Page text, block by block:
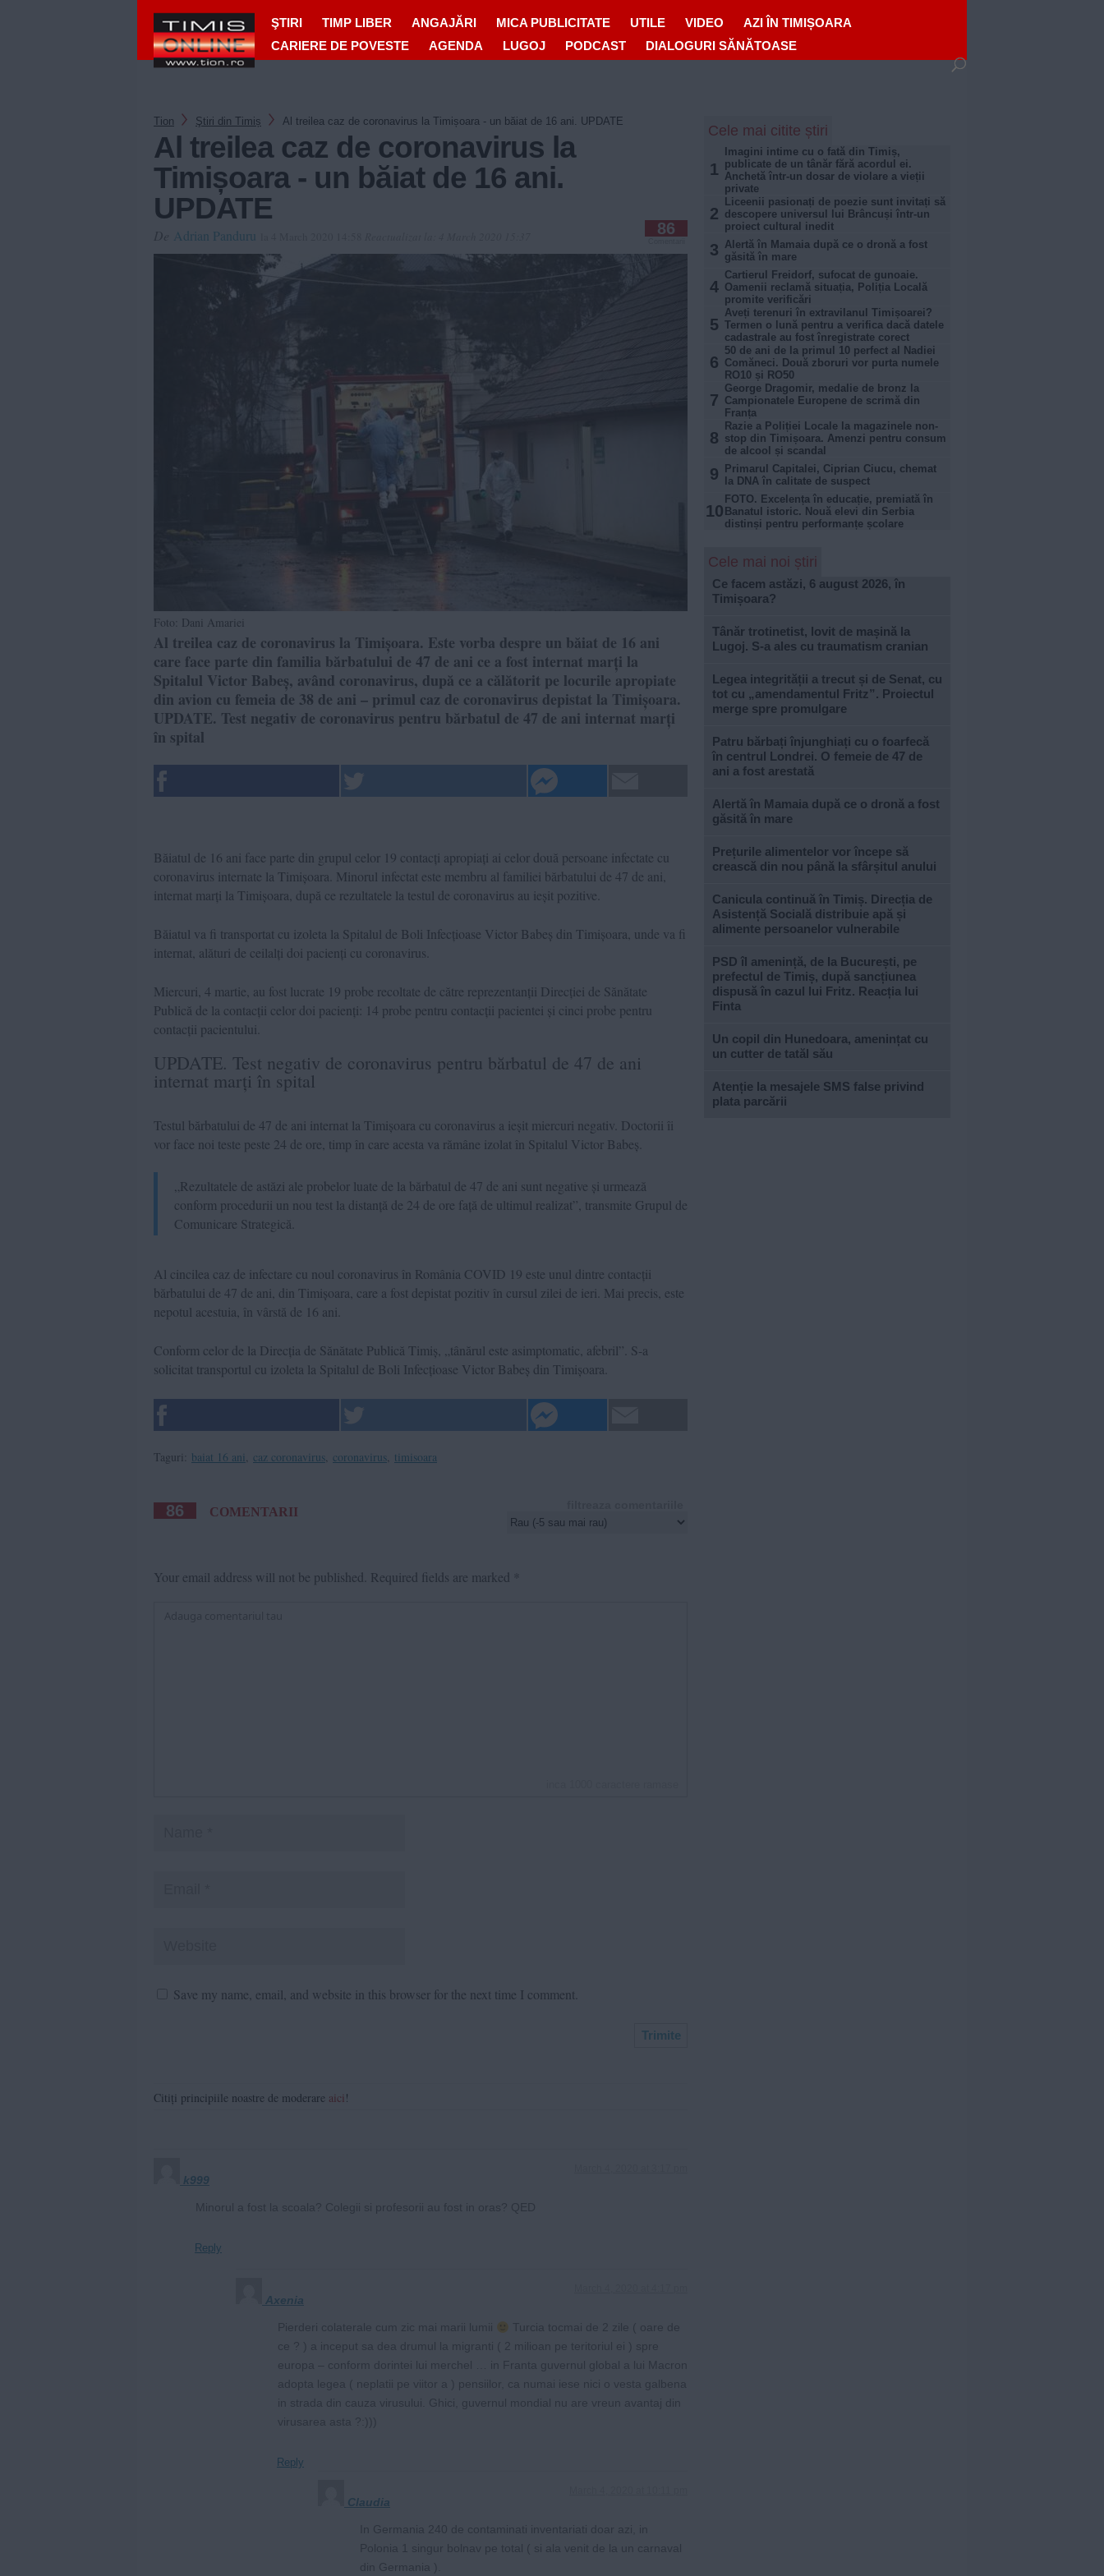
ŞTIRI TIMP LIBER ANGAJĂRI MICA PUBLICITATE UTILE VIDEO
AZI ÎN TIMIȘOARA
CARIERE DE POVESTE
AGENDA LUGOJ PODCAST DIALOGURI SĂNĂTOASE
Tion Ştiri din Timiș Al treilea caz de coronavirus la Timișoara - un băiat de 16 ani. UPDATE
Al treilea caz de coronavirus la
Timișoara - un băiat de 16 ani.
UPDATE
Adrian Panduru 86
Foto: Dani Amariei
Al treilea caz de coronavirus la Timișoara. Este vorba despre un băiat de 16 ani
care face parte din familia bărbatului de 47 de ani ce a fost internat marți la
Spitalul Victor Babeș, având coronavirus, după ce a călătorit pe locurile apropiate
din avion cu femeia de 38 de ani – primul caz de coronavirus depistat la Timișoara.
UPDATE. Test negativ de coronavirus pentru bărbatul de 47 de ani internat marți
în spital
Băiatul de 16 ani face parte din grupul celor 19 contacți apropiați ai celor două persoane infectate cu
coronavirus internate la Timișoara. Minorul infectat este membru al familiei bărbatului de 47 de ani,
internat marți la Timișoara, după ce rezultatele la testul de coronavirus au ieșit pozitive.
Băiatul va fi transportat cu izoleta la Spitalul de Boli Infecțioase Victor Babeș din Timișoara, unde va fi
internat, alături de ceilalți doi pacienți cu coronavirus.
Miercuri, 4 martie, au fost lucrate 19 probe recoltate de către reprezentanții Direcției de Sănătate
Publică de la contacții celor doi pacienți: 14 probe pentru contacții pacientei și cinci probe pentru
contacții pacientului.
UPDATE. Test negativ de coronavirus pentru bărbatul de 47 de ani
internat marți în spital
Testul bărbatului de 47 de ani internat la Timișoara cu coronavirus a ieșit miercuri negativ. Doctorii îi
vor face noi teste peste 24 de ore, timp în care acesta va rămâne izolat în Spitalul Victor Babeș.
Rezultatele de astăzi ale probelor luate de la bărbatul de 47 de ani sunt negative și urmează
conform procedurii un nou test la distanță de 24 de ore față de ultimul realizat”, transmite Grupul de
Comunicare Strategică.
Al cincilea caz de infectare cu noul coronavirus în România COVID 19 este unul dintre contacții
bărbatului de 47 de ani, din Timișoara, care a fost depistat pozitiv în cursul zilei de ieri. Mai precis, este
nepotul acestuia, în vârstă de 16 ani.
Conform celor de la Direcția de Sănătate Publică Timiș, „tânărul este asimptomatic, afebril”. S-a
solicitat transportul cu izoleta la Spitalul de Boli Infecțioase Victor Babeș din Timișoara.
Taguri: baiat 16 ani caz coronavirus coronavirus timisoara
86 COMENTARII
Your email address will not be published. Required fields are marked *
Save my name, email, and website in this browser for the next time I comment.
Citiți principiile noastre de moderare aici!
k999
Reply
Axenia
Reply
Claudia
Cele mai citite știri
1
Imagini intime cu o fată din Timiș,
publicate de un tânăr fără acordul ei.
Anchetă într-un dosar de violare a vieții
private
2
Liceenii pasionați de poezie sunt invitați să
descopere universul lui Brâncuși într-un
proiect cultural inedit
3 Alertă în Mamaia după ce o dronă a fost
găsită în mare
4
Cartierul Freidorf, sufocat de gunoaie.
Oamenii reclamă situația, Poliția Locală
promite verificări
5
Aveți terenuri în extravilanul Timișoarei?
Termen o lună pentru a verifica dacă datele
cadastrale au fost înregistrate corect
6
50 de ani de la primul 10 perfect al Nadiei
Comăneci. Două zboruri vor purta numele
RO10 și RO50
7
George Dragomir, medalie de bronz la
Campionatele Europene de scrimă din
Franța
8
Razie a Poliției Locale la magazinele non-
stop din Timișoara. Amenzi pentru consum
de alcool și scandal
9
Primarul Capitalei, Ciprian Ciucu, chemat
la DNA în calitate de suspect
10
FOTO. Excelența în educație, premiată în
Banatul istoric. Nouă elevi din Serbia
distinși pentru performanțe școlare
Cele mai noi știri
Ce facem astăzi, 6 august 2026, în
Timișoara?
Tânăr trotinetist, lovit de mașină la
Lugoj. S-a ales cu traumatism cranian
Legea integrității a trecut și de Senat, cu
tot cu „amendamentul Fritz”. Proiectul
merge spre promulgare
Patru bărbați înjunghiați cu o foarfecă
în centrul Londrei. O femeie de 47 de
ani a fost arestată
Alertă în Mamaia după ce o dronă a fost
găsită în mare
Prețurile alimentelor vor începe să
crească din nou până la sfârșitul anului
Canicula continuă în Timiș. Direcția de
Asistență Socială distribuie apă și
alimente persoanelor vulnerabile
PSD îl amenință, de la București, pe
prefectul de Timiș, după sancțiunea
dispusă în cazul lui Fritz. Reacția lui
Finta
Un copil din Hunedoara, amenințat cu
un cutter de tatăl său
Atenție la mesajele SMS false privind
plata parcării